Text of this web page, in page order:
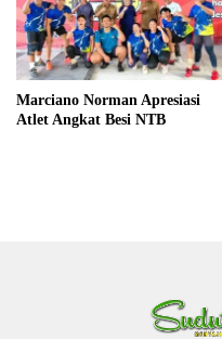
Marciano Norman Apresiasi
Atlet Angkat Besi NTB